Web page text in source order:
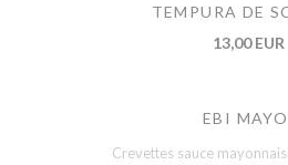
TEMPURA DE
13,00 EUR
EBI MAYO
Crevettes sauce